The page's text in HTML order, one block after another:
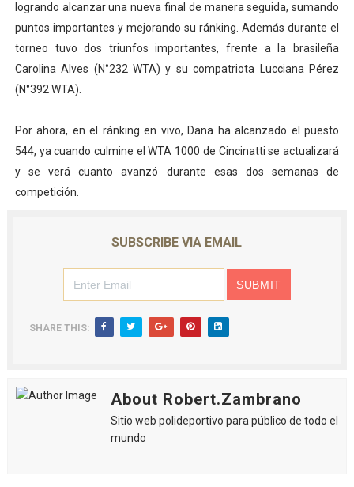
logrando alcanzar una nueva final de manera seguida, sumando
puntos importantes y mejorando su ránking. Además durante el
torneo tuvo dos triunfos importantes, frente a la brasileña
Carolina Alves (N°232 WTA) y su compatriota Lucciana Pérez
(N°392 WTA).
Por ahora, en el ránking en vivo, Dana ha alcanzado el puesto
544, ya cuando culmine el WTA 1000 de Cincinatti se actualizará
y se verá cuanto avanzó durante esas dos semanas de
competición.
SUBSCRIBE VIA EMAIL
SHARE THIS:
About Robert.Zambrano
Sitio web polideportivo para público de todo el
mundo